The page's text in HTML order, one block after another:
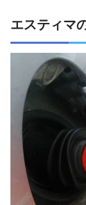
エスティマ